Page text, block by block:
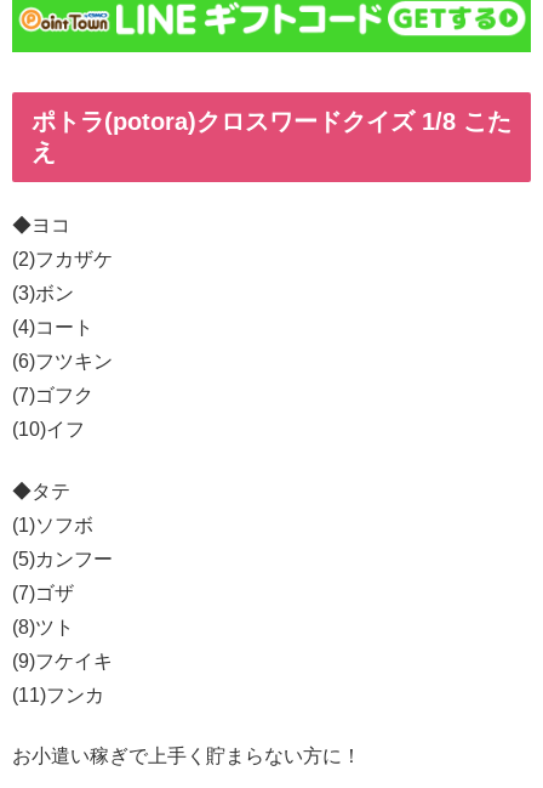
ポトラ(potora)クロスワードクイズ 1/8 こた
え
◆ヨコ
(2)フカザケ
(3)ボン
(4)コート
(6)フツキン
(7)ゴフク
(10)イフ
◆タテ
(1)ソフボ
(5)カンフー
(7)ゴザ
(8)ツト
(9)フケイキ
(11)フンカ
お小遣い稼ぎで上手く貯まらない方に！